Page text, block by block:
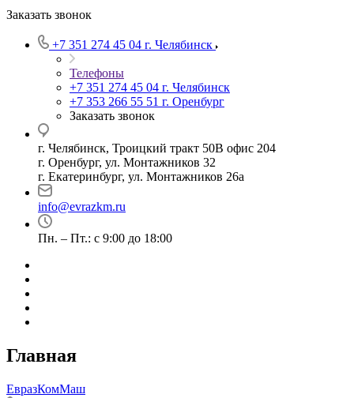
Заказать звонок
+7 351 274 45 04 г. Челябинск
Телефоны
+7 351 274 45 04 г. Челябинск
+7 353 266 55 51 г. Оренбург
Заказать звонок
г. Челябинск, Троицкий тракт 50В офис 204
г. Оренбург, ул. Монтажников 32
г. Екатеринбург, ул. Монтажников 26а
info@evrazkm.ru
Пн. – Пт.: с 9:00 до 18:00
Главная
ЕвразКомМаш